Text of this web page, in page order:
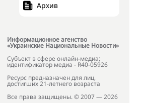
Архив
Информационное агенство
«Украинские Национальные Новости»
Субъект в сфере онлайн-медиа;
идентификатор медиа - R40-05926
Ресурс предназначен для лиц,
достигших 21-летнего возраста
Все права защищены. © 2007 — 2026